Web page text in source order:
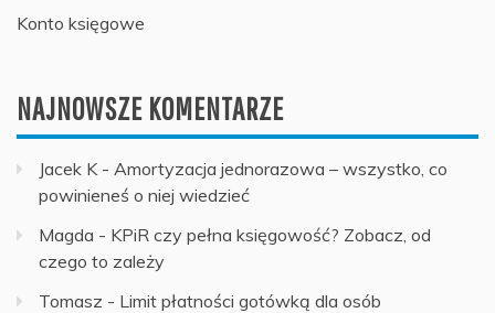
Konto księgowe
NAJNOWSZE KOMENTARZE
Jacek K- Amortyzacja jednorazowa – wszystko, co
powinieneś o niej wiedzieć
Magda - KPiR czy pełna księgowość? Zobacz, od
czego to zależy
Tomasz - Limit płatności gotówką dla osób